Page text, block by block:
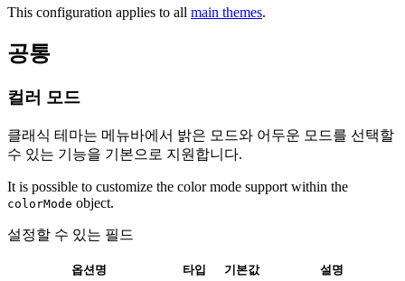
This configuration applies to all main themes.
공통
컬러 모드
클래식 테마는 메뉴바에서 밝은 모드와 어두운 모드를 선택할
수 있는 기능을 기본으로 지원합니다.
It is possible to customize the color mode support within the
colorMode object.
설정할 수 있는 필드
옵션명 타입 기본값 설명